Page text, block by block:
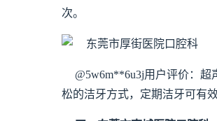
次。
@5w6m**6u3j用户评价：
松的洁牙方式，定期洁牙可有